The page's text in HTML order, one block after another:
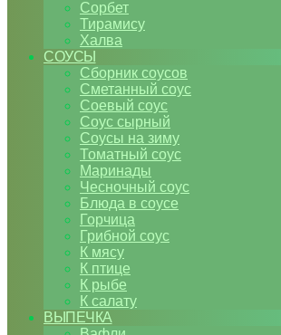
Сорбет
Тирамису
Халва
СОУСЫ
Сборник соусов
Сметанный соус
Соевый соус
Соус сырный
Соусы на зиму
Томатный соус
Маринады
Чесночный соус
Блюда в соусе
Горчица
Грибной соус
К мясу
К птице
К рыбе
К салату
ВЫПЕЧКА